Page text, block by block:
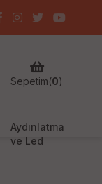
Sepetim(0)
Aydınlatma
ve Led